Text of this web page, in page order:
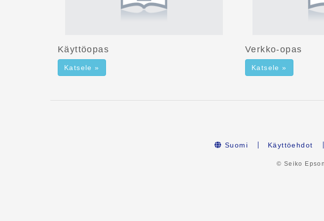
Käyttöopas
Katsele »
Verkko-opas
Katsele »
Suomi Käyttöehdot
© Seiko